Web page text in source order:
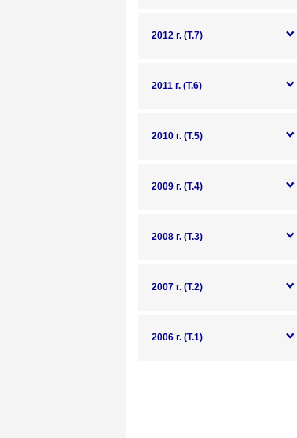
2012 г. (Т.7)
2011 г. (Т.6)
2010 г. (Т.5)
2009 г. (Т.4)
2008 г. (Т.3)
2007 г. (Т.2)
2006 г. (Т.1)